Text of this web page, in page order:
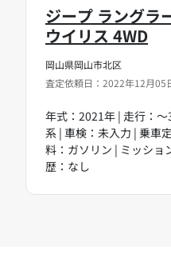
岡山県岡山市北区
査定依頼日：2022年12月05
ジープ ラングラ
ウイリス 4WD
年式：2021年 | 走行：
系 | 車検：未入力 | 乗車
料：ガソリン | ミッショ
歴：なし